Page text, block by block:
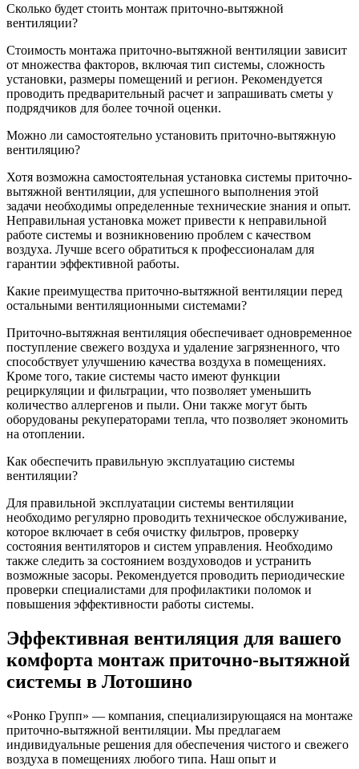
Сколько будет стоить монтаж приточно-вытяжной
вентиляции?
Стоимость монтажа приточно-вытяжной вентиляции зависит
от множества факторов, включая тип системы, сложность
установки, размеры помещений и регион. Рекомендуется
проводить предварительный расчет и запрашивать сметы у
подрядчиков для более точной оценки.
Можно ли самостоятельно установить приточно-вытяжную
вентиляцию?
Хотя возможна самостоятельная установка системы приточно-
вытяжной вентиляции, для успешного выполнения этой
задачи необходимы определенные технические знания и опыт.
Неправильная установка может привести к неправильной
работе системы и возникновению проблем с качеством
воздуха. Лучше всего обратиться к профессионалам для
гарантии эффективной работы.
Какие преимущества приточно-вытяжной вентиляции перед
остальными вентиляционными системами?
Приточно-вытяжная вентиляция обеспечивает одновременное
поступление свежего воздуха и удаление загрязненного, что
способствует улучшению качества воздуха в помещениях.
Кроме того, такие системы часто имеют функции
рециркуляции и фильтрации, что позволяет уменьшить
количество аллергенов и пыли. Они также могут быть
оборудованы рекуператорами тепла, что позволяет экономить
на отоплении.
Как обеспечить правильную эксплуатацию системы
вентиляции?
Для правильной эксплуатации системы вентиляции
необходимо регулярно проводить техническое обслуживание,
которое включает в себя очистку фильтров, проверку
состояния вентиляторов и систем управления. Необходимо
также следить за состоянием воздуховодов и устранить
возможные засоры. Рекомендуется проводить периодические
проверки специалистами для профилактики поломок и
повышения эффективности работы системы.
Эффективная вентиляция для вашего
комфорта монтаж приточно-вытяжной
системы в Лотошино
«Ронко Групп» — компания, специализирующаяся на монтаже
приточно-вытяжной вентиляции. Мы предлагаем
индивидуальные решения для обеспечения чистого и свежего
воздуха в помещениях любого типа. Наш опыт и